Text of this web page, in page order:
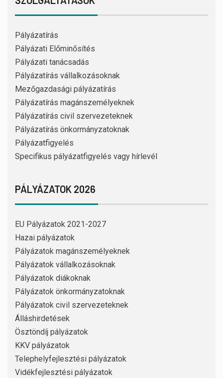
Pályázatírás
Pályázati Előminősítés
Pályázati tanácsadás
Pályázatírás vállalkozásoknak
Mezőgazdasági pályázatírás
Pályázatírás magánszemélyeknek
Pályázatírás civil szervezeteknek
Pályázatírás önkormányzatoknak
Pályázatfigyelés
Specifikus pályázatfigyelés vagy hírlevél
PÁLYÁZATOK 2026
EU Pályázatok 2021-2027
Hazai pályázatok
Pályázatok magánszemélyeknek
Pályázatok vállalkozásoknak
Pályázatok diákoknak
Pályázatok önkormányzatoknak
Pályázatok civil szervezeteknek
Álláshirdetések
Ösztöndíj pályázatok
KKV pályázatok
Telephelyfejlesztési pályázatok
Vidékfejlesztési pályázatok